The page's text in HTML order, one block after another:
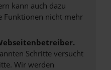
kann auch dazu
Funktionen nicht mehr
Schritte versucht
Wir werden